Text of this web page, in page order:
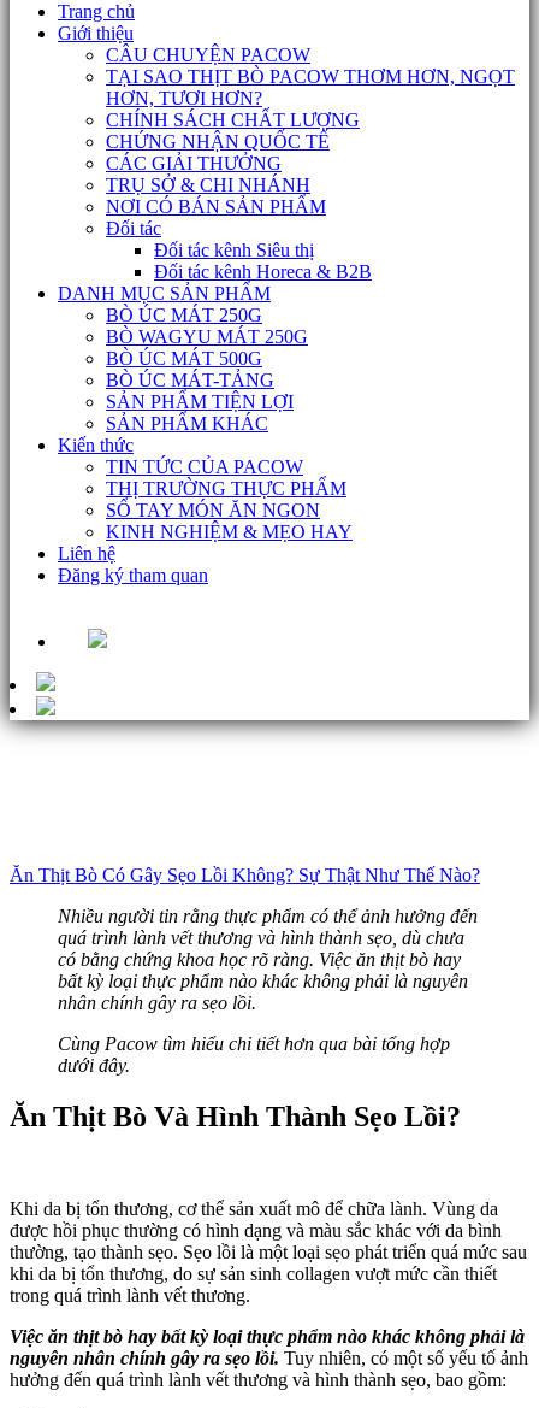
Trang chủ
Giới thiệu
CÂU CHUYỆN PACOW
TẠI SAO THỊT BÒ PACOW THƠM HƠN, NGỌT
HƠN, TƯƠI HƠN?
CHÍNH SÁCH CHẤT LƯỢNG
CHỨNG NHẬN QUỐC TẾ
CÁC GIẢI THƯỞNG
TRỤ SỞ & CHI NHÁNH
NƠI CÓ BÁN SẢN PHẨM
Đối tác
Đối tác kênh Siêu thị
Đối tác kênh Horeca & B2B
DANH MỤC SẢN PHẨM
BÒ ÚC MÁT 250G
BÒ WAGYU MÁT 250G
BÒ ÚC MÁT 500G
BÒ ÚC MÁT-TẢNG
SẢN PHẨM TIỆN LỢI
SẢN PHẨM KHÁC
Kiến thức
TIN TỨC CỦA PACOW
THỊ TRƯỜNG THỰC PHẨM
SỔ TAY MÓN ĂN NGON
KINH NGHIỆM & MẸO HAY
Liên hệ
Đăng ký tham quan
Ăn Thịt Bò Có Gây Sẹo Lồi Không? Sự Thật Như Thế Nào?
Nhiều người tin rằng thực phẩm có thể ảnh hưởng đến
quá trình lành vết thương và hình thành sẹo, dù chưa
có bằng chứng khoa học rõ ràng. Việc ăn thịt bò hay
bất kỳ loại thực phẩm nào khác không phải là nguyên
nhân chính gây ra sẹo lồi.
Cùng Pacow tìm hiểu chi tiết hơn qua bài tổng hợp
dưới đây.
Ăn Thịt Bò Và Hình Thành Sẹo Lồi?
Khi da bị tổn thương, cơ thể sản xuất mô để chữa lành. Vùng da
được hồi phục thường có hình dạng và màu sắc khác với da bình
thường, tạo thành sẹo. Sẹo lồi là một loại sẹo phát triển quá mức sau
khi da bị tổn thương, do sự sản sinh collagen vượt mức cần thiết
trong quá trình lành vết thương.
Việc ăn thịt bò hay bất kỳ loại thực phẩm nào khác không phải là
nguyên nhân chính gây ra sẹo lồi. Tuy nhiên, có một số yếu tố ảnh
hưởng đến quá trình lành vết thương và hình thành sẹo, bao gồm: